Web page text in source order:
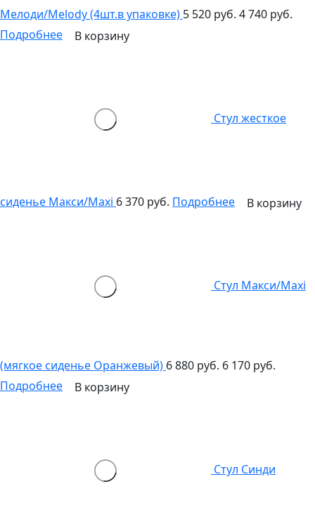
Мелоди/Melody (4шт.в упаковке) 5 520 руб. 4 740 руб.
Подробнее
В корзину
Стул жесткое
сиденье Макси/Maxi 6 370 руб. Подробнее В корзину
Стул Макси/Maxi
(мягкое сиденье Оранжевый) 6 880 руб. 6 170 руб.
Подробнее
В корзину
Стул Синди